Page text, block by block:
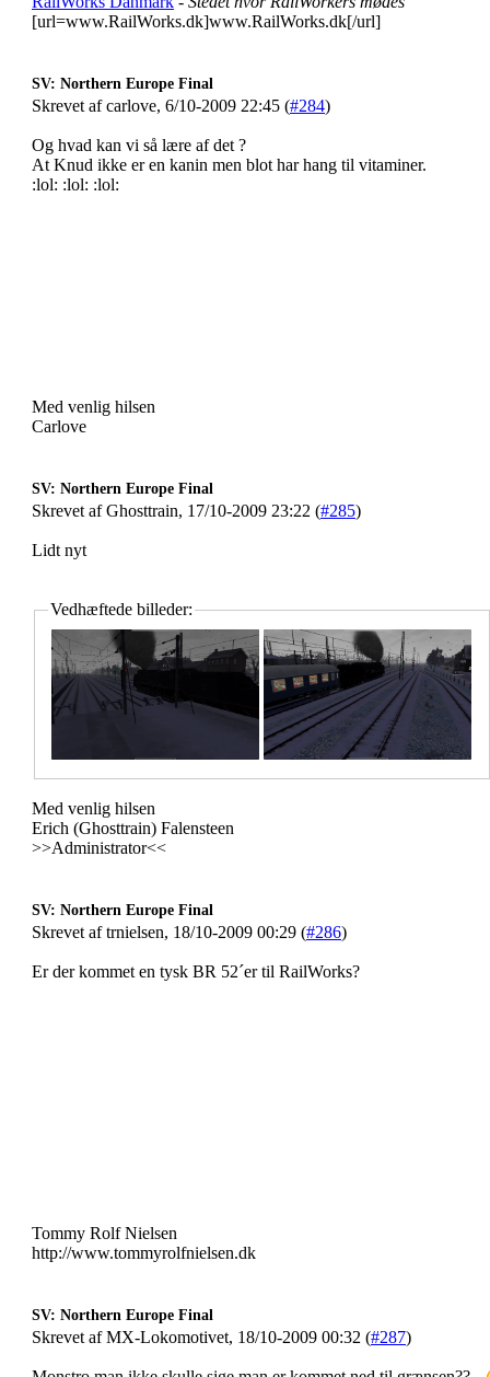
[url=www.RailWorks.dk]www.RailWorks.dk[/url]
SV: Northern Europe Final
Skrevet af carlove, 6/10-2009 22:45 (#284)
Og hvad kan vi så lære af det ?
At Knud ikke er en kanin men blot har hang til vitaminer.
:lol: :lol: :lol:
Med venlig hilsen
Carlove
SV: Northern Europe Final
Skrevet af Ghosttrain, 17/10-2009 23:22 (#285)
Lidt nyt
Vedhæftede billeder:
Med venlig hilsen
Erich (Ghosttrain) Falensteen
>>Administrator<<
SV: Northern Europe Final
Skrevet af trnielsen, 18/10-2009 00:29 (#286)
Er der kommet en tysk BR 52´er til RailWorks?
Tommy Rolf Nielsen
http://www.tommyrolfnielsen.dk
SV: Northern Europe Final
Skrevet af MX-Lokomotivet, 18/10-2009 00:32 (#287)